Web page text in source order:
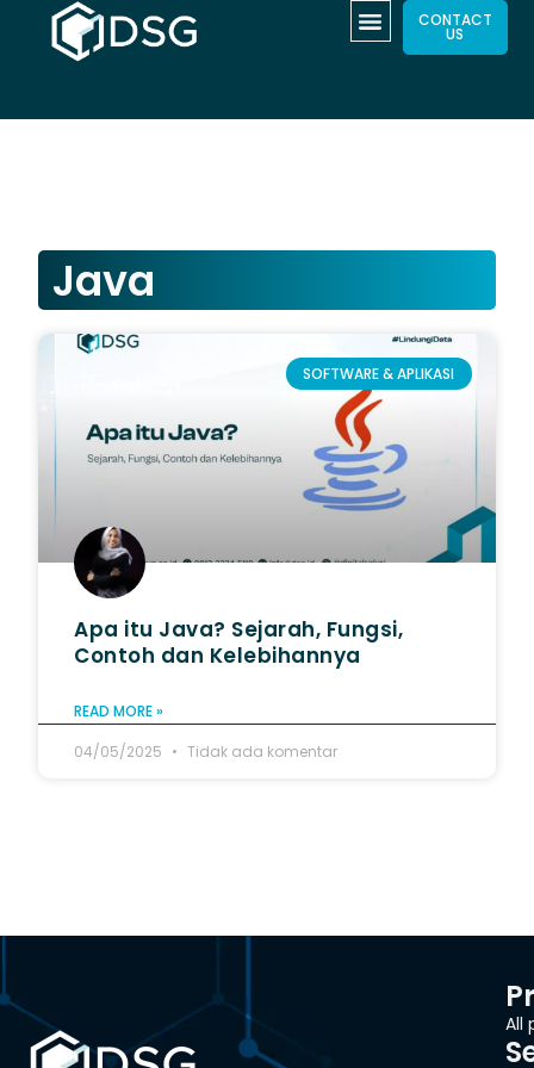
CONTACT
US
Java
SOFTWARE & APLIKASI
Apa itu Java? Sejarah, Fungsi,
Contoh dan Kelebihannya
READ MORE »
04/05/2025
Tidak ada komentar
All